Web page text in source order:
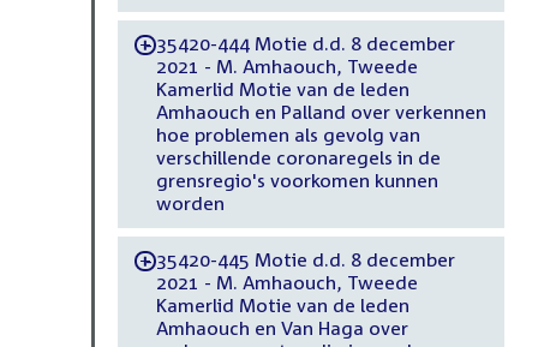
-35420-444 Motie d.d. 8 december
2021 - M. Amhaouch, Tweede
Kamerlid Motie van de leden
Amhaouch en Palland over verkennen
hoe problemen als gevolg van
verschillende coronaregels in de
grensregio's voorkomen kunnen
worden
-35420-445 Motie d.d. 8 december
2021 - M. Amhaouch, Tweede
Kamerlid Motie van de leden
Amhaouch en Van Haga over